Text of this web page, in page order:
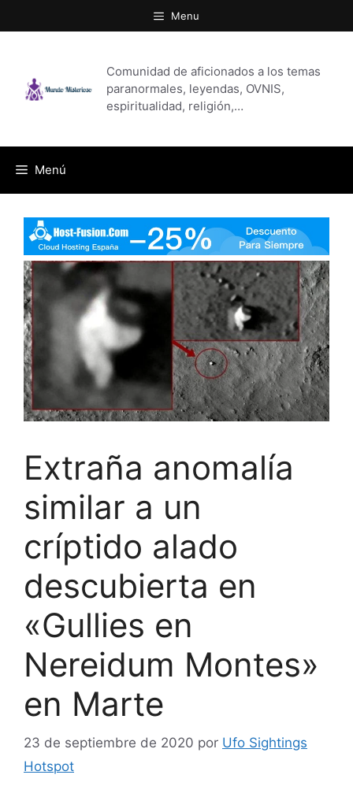
al
Menu
Comunidad de aficionados a los temas
paranormales, leyendas, OVNIS,
espiritualidad, religión,…
Menú
Extraña anomalía
similar a un
críptido alado
descubierta en
«Gullies en
Nereidum Montes»
en Marte
23 de septiembre de 2020 por Ufo Sightings
Hotspot